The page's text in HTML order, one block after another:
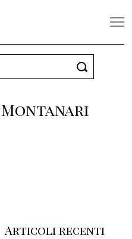
Montanari
Articoli recenti